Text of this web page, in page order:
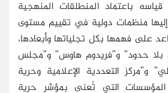
باعتماد المنطلقات المنهجية
إليها منظمات دولية في تقييم مستوى
على فهمها بكل تجلياتها وأبعادها،
بلا حدود" و"فريدوم هاوس" و"مجلس
و"مركز التعددية الإعلامية وحرية
المؤسسات التي تُعنى بمؤشر حرية